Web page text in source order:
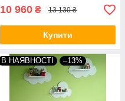
10 960 ₴ 13 130 ₴
Купити
В НАЯВНОСТІ –13%